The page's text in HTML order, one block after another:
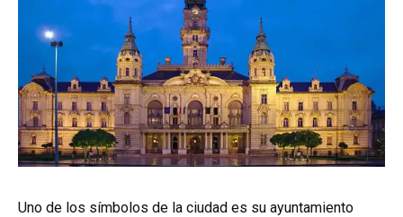
Uno de los símbolos de la ciudad es su ayuntamiento